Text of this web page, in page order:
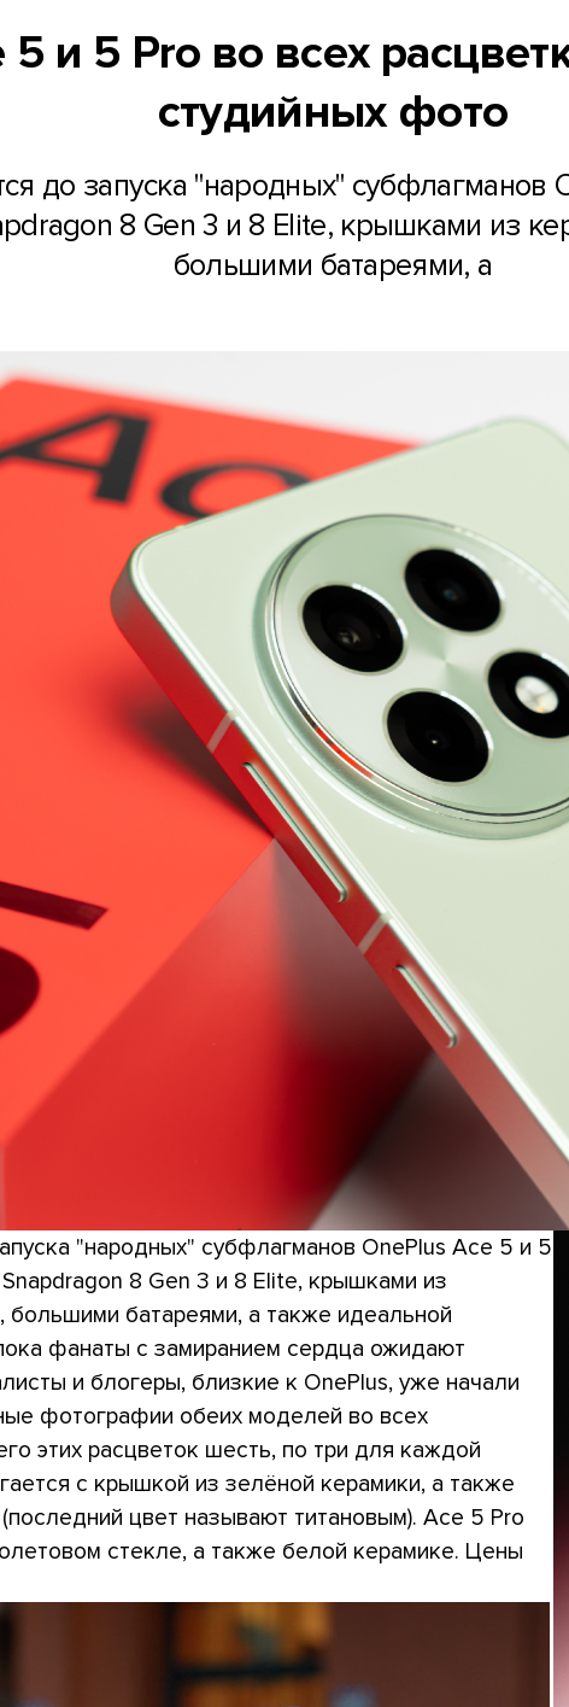
5 и 5 Pro во всех
студийных фото
до запуска "народных" субфлагманов
8 Gen 3 и 8 Elite, крышками из
большими батареями, а
"народных" субфлагманов OnePlus Ace 5 и 5
8 Gen 3 и 8 Elite, крышками из
большими батареями, а также идеальной
фанаты с замиранием сердца ожидают
и блогеры, близкие к OnePlus, уже начали
фотографии обеих моделей во всех
этих расцветок шесть, по три для каждой
с крышкой из зелёной керамики, а также
цвет называют титановым). Ace 5 Pro
стекле, а также белой керамике. Цены